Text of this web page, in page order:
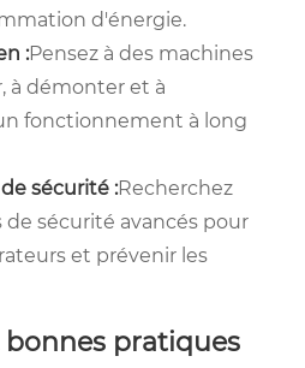
d'énergie.
:Pensez à des machines
à démonter et à
fonctionnement à long
sécurité :Recherchez
sécurité avancés pour
et prévenir les
pratiques